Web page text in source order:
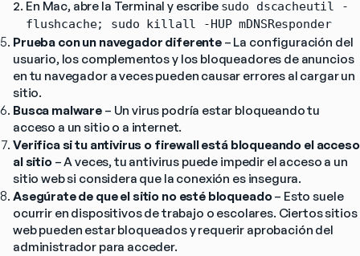
En Mac, abre la Terminal y escribe sudo dscacheutil -
flushcache; sudo killall -HUP mDNSResponder
Prueba con un navegador diferente – La configuración del
usuario, los complementos y los bloqueadores de anuncios
en tu navegador a veces pueden causar errores al cargar un
sitio.
Busca malware – Un virus podría estar bloqueando tu
acceso a un sitio o a internet.
Verifica si tu antivirus o firewall está bloqueando el acceso
al sitio – A veces, tu antivirus puede impedir el acceso a un
sitio web si considera que la conexión es insegura.
Asegúrate de que el sitio no esté bloqueado – Esto suele
ocurrir en dispositivos de trabajo o escolares. Ciertos sitios
web pueden estar bloqueados y requerir aprobación del
administrador para acceder.